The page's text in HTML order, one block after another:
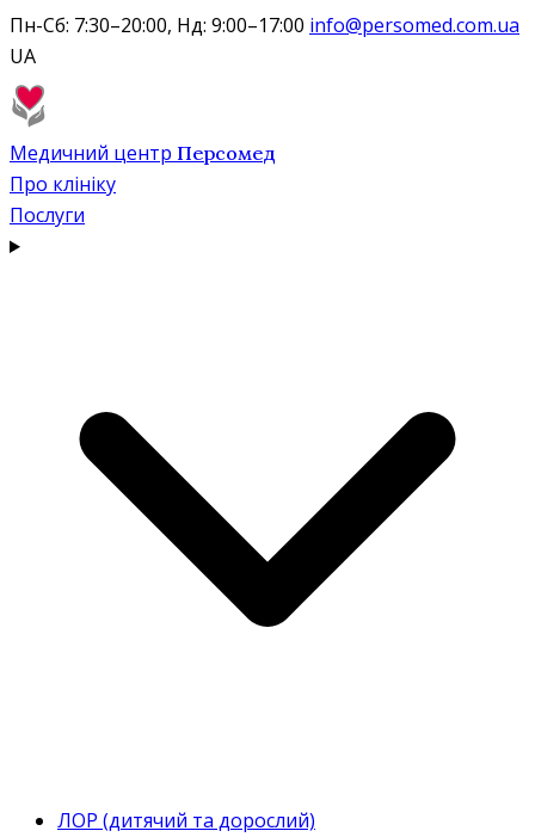
Пн-Сб: 7:30–20:00, Нд: 9:00–17:00 info@persomed.com.ua
UA
Медичний центр Персомед
Про клініку
Послуги
ЛОР (дитячий та дорослий)